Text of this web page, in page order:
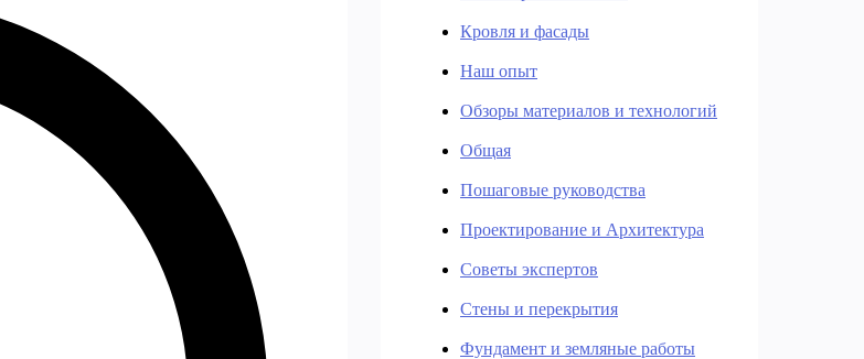
Кровля и фасады
Наш опыт
Обзоры материалов и технологий
Общая
Пошаговые руководства
Проектирование и Архитектура
Советы экспертов
Стены и перекрытия
Фундамент и земляные работы